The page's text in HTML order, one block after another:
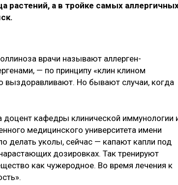
растений, а в тройке самых
врачи называют аллерген-
— по принципу «клин клином
Но бывают случаи, когда
доцент кафедры клинической иммунологии
медицинского университета имени
делать уколы, сейчас — капают капли под
дозировках. Так тренируют
как чужеродное. Во время лечения к